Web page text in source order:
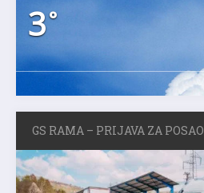
3°
GS RAMA – PRIJAVA ZA POSAO